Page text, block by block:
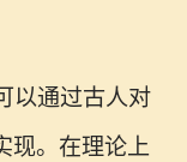
以通过古人对
现。在理论上